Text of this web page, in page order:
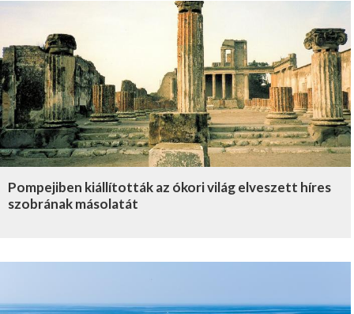
Pompejiben kiállították az ókori világ elveszett híres
szobrának másolatát